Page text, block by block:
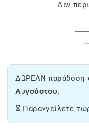
Δεν
ΔΩΡΕΑΝ παράδοση
Αυγούστου.
⏳ Παραγγείλετε